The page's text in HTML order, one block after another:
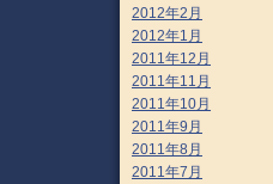
2012年2月
2012年1月
2011年12月
2011年11月
2011年10月
2011年9月
2011年8月
2011年7月